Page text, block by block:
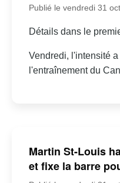
Publié le vendredi 31
Détails dans le
Vendredi, l'intensité
l'entraînement du
Martin St-Louis
et fixe la barre